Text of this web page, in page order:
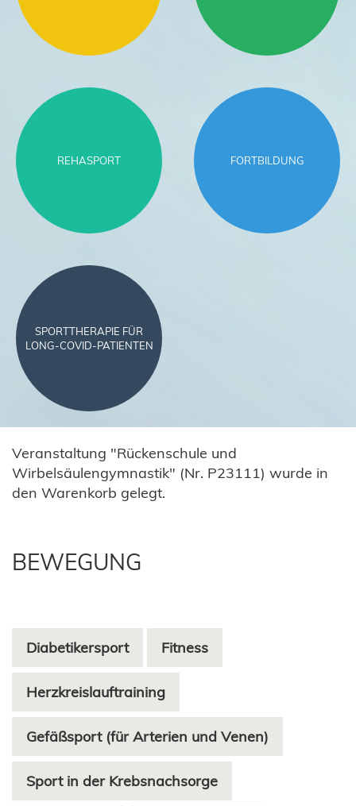
REHASPORT FORTBILDUNG
SPORTTHERAPIE FÜR
LONG-COVID-PATIENTEN
Veranstaltung "Rückenschule und
Wirbelsäulengymnastik" (Nr. P23111) wurde in
den Warenkorb gelegt.
BEWEGUNG
Diabetikersport Fitness
Herzkreislauftraining
Gefäßsport (für Arterien und Venen)
Sport in der Krebsnachsorge